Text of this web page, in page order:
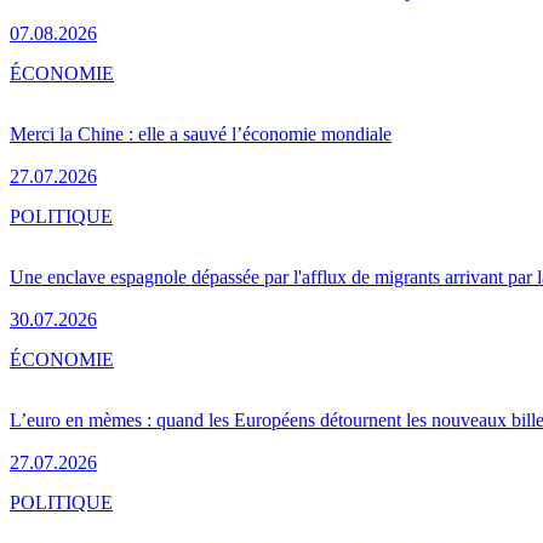
07.08.2026
Merci la Chine : elle a sauvé l’économie mondiale
27.07.2026
ÉCONOMIE
Une enclave espagnole dépassée par l'afflux de migrants arrivant par
30.07.2026
POLITIQUE
L’euro en mèmes : quand les Européens détournent les nouveaux
27.07.2026
ÉCONOMIE
POLITIQUE